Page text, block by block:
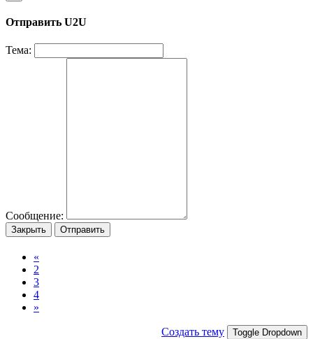
Отправить U2U
Тема:
Сообщение:
Закрыть Отправить
«
2
3
4
»
Создать тему Toggle Dropdown